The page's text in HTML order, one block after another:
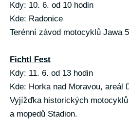
Kdy: 10. 6. od 10 hodin
Kde: Radonice
Terénní závod motocyklů Jawa
Fichtl Fest
Kdy: 11. 6. od 13 hodin
Kde: Horka nad Moravou, areál
Vyjížďka historických
a mopedů Stadion.